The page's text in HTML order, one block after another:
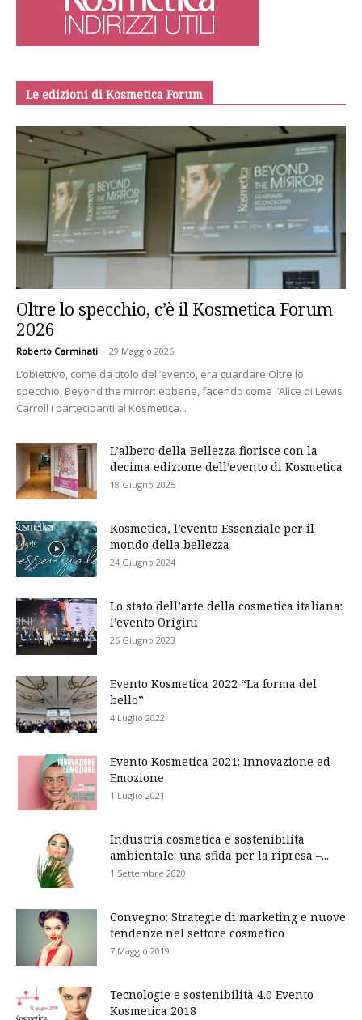
Le edizioni di Kosmetica Forum
Oltre lo specchio, c’è il Kosmetica Forum
2026
Roberto Carminati - 29 Maggio 2026
L’obiettivo, come da titolo dell’evento, era guardare Oltre lo
specchio, Beyond the mirror: ebbene, facendo come l’Alice di Lewis
Carroll i partecipanti al Kosmetica...
L’albero della Bellezza fiorisce con la
decima edizione dell’evento di Kosmetica
18 Giugno 2025
Kosmetica, l’evento Essenziale per il
mondo della bellezza
24 Giugno 2024
Lo stato dell’arte della cosmetica italiana:
l’evento Origini
26 Giugno 2023
Evento Kosmetica 2022 “La forma del
bello”
4 Luglio 2022
Evento Kosmetica 2021: Innovazione ed
Emozione
1 Luglio 2021
Industria cosmetica e sostenibilità
ambientale: una sfida per la ripresa –...
1 Settembre 2020
Convegno: Strategie di marketing e nuove
tendenze nel settore cosmetico
7 Maggio 2019
Tecnologie e sostenibilità 4.0 Evento
Kosmetica 2018